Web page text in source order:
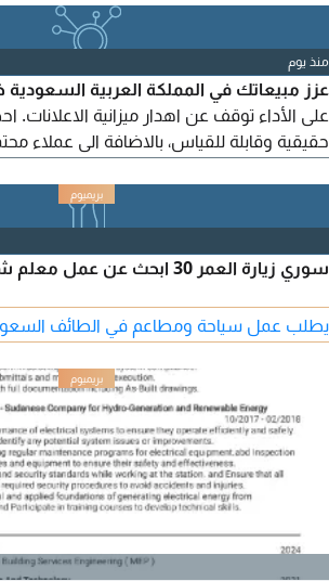
البوستات والاعلانات - موشن جرافيك واعلانات
النصوص والترجمة على الفيديو - تحسين جودة
تنظيف وتحسين الصوت - وغيرها من خدمات
حسب طلبك
منذ يوم
عزز مبيعاتك في المملكة العربية السعودية
على الأداء توقف عن اهدار ميزانية
حقيقية وقابلة للقياس، بالاضافة الى عملاء
استراتيجيات مركزة لتحقيق عائد استثمار مجز.
سوري زيارة العمر 30 ابحث عن عمل معلم شواء أو مساعد لحام
يطلب عمل سياحة ومطاعم في الطائف